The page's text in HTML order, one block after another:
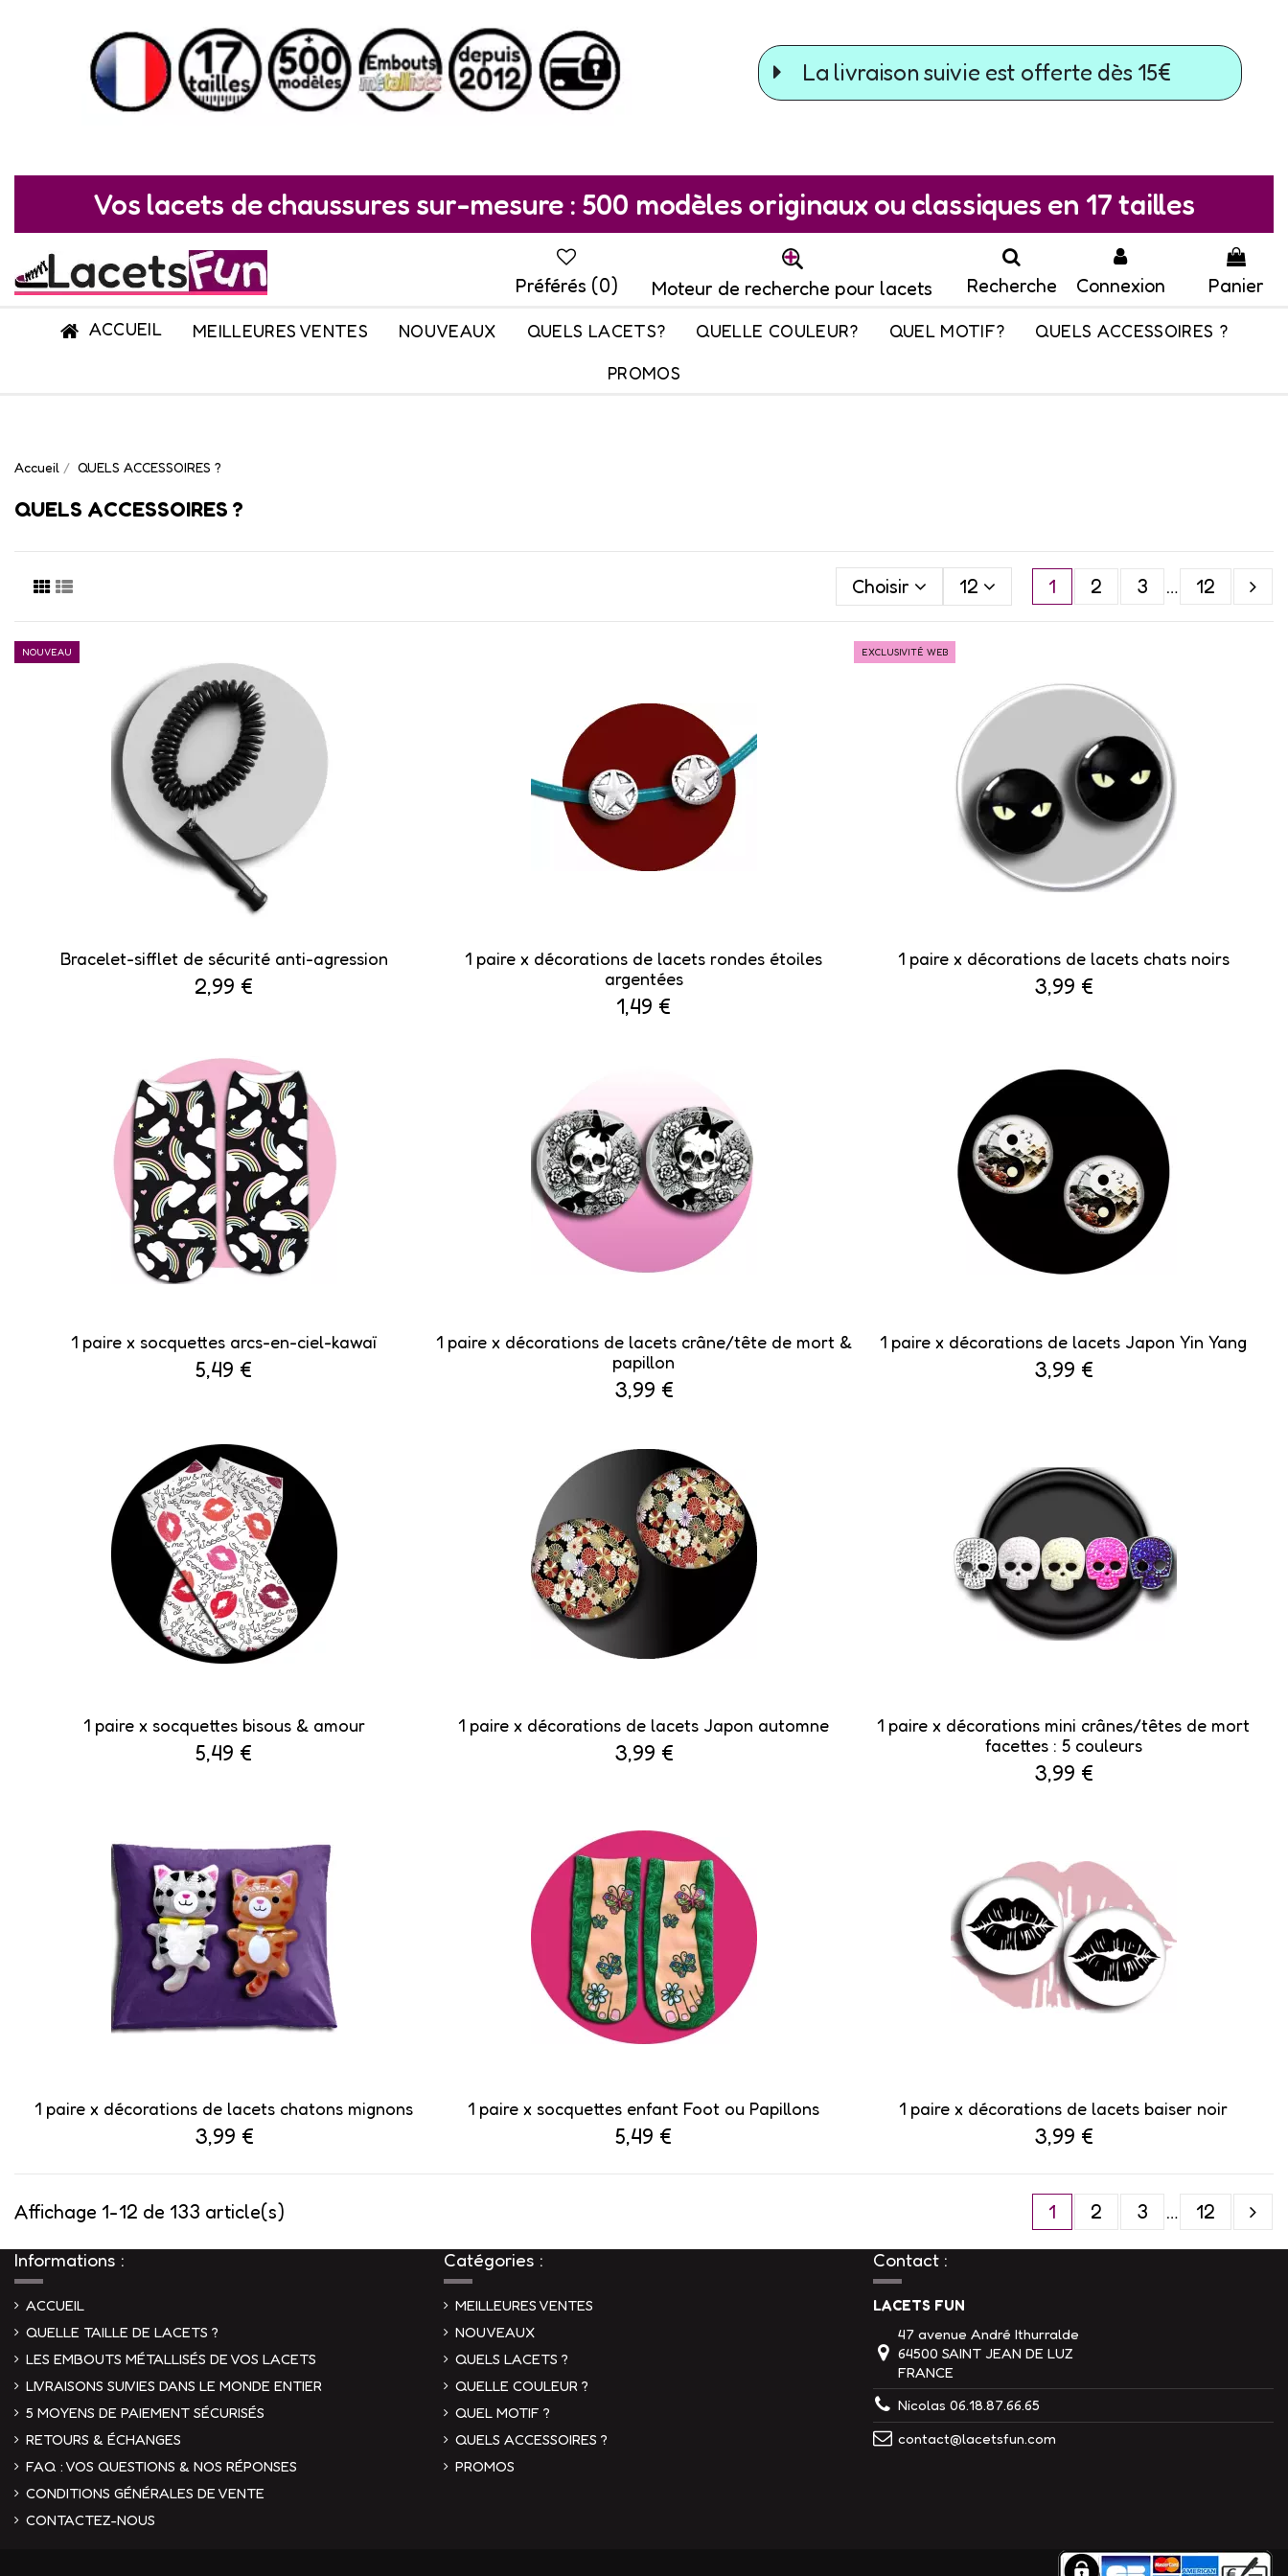
La livraison suivie est offerte dès 15€
Vos lacets de chaussures sur-mesure : 500 modèles originaux ou classiques en 17 tailles
Préférés (0) Moteur de recherche pour lacets Recherche Connexion Panier
ACCUEIL MEILLEURES VENTES NOUVEAUX QUELS LACETS? QUELLE COULEUR? QUEL MOTIF?
QUELS ACCESSOIRES ?
PROMOS
Accueil QUELS ACCESSOIRES ?
QUELS ACCESSOIRES ?
Choisir 12 1 2 3 … 12
NOUVEAU
Bracelet-sifflet de sécurité anti-agression
2,99 €
1 paire x ​décorations de lacets rondes étoiles
argentées
1,49 €
EXCLUSIVITÉ WEB
1 paire x décorations de lacets chats noirs
3,99 €
1 paire x ​socquettes arcs-en-ciel-kawaï
5,49 €
1 paire x décorations de lacets crâne/tête de mort &
papillon
3,99 €
1 paire x décorations de lacets Japon Yin Yang
3,99 €
1 paire x ​socquettes bisous & amour
5,49 €
1 paire x ​décorations de lacets Japon automne
3,99 €
1 paire x ​décorations mini crânes/têtes de mort
facettes : 5 couleurs
3,99 €
1 paire x décorations de lacets chatons mignons
3,99 €
1 paire x ​socquettes enfant Foot ou Papillons
5,49 €
​1 paire x décorations de lacets baiser noir
3,99 €
Affichage 1-12 de 133 article(s) 1 2 3 … 12
Informations :
ACCUEIL
QUELLE TAILLE DE LACETS ?
LES EMBOUTS MÉTALLISÉS DE VOS LACETS
LIVRAISONS SUIVIES DANS LE MONDE ENTIER
5 MOYENS DE PAIEMENT SÉCURISÉS
RETOURS & ÉCHANGES
FAQ : VOS QUESTIONS & NOS RÉPONSES
CONDITIONS GÉNÉRALES DE VENTE
CONTACTEZ-NOUS
Catégories :
MEILLEURES VENTES
NOUVEAUX
QUELS LACETS ?
QUELLE COULEUR ?
QUEL MOTIF ?
QUELS ACCESSOIRES ?
PROMOS
Contact :
LACETS FUN
47 avenue André Ithurralde
64500 SAINT JEAN DE LUZ
FRANCE
Nicolas 06.18.87.66.65
contact@lacetsfun.com